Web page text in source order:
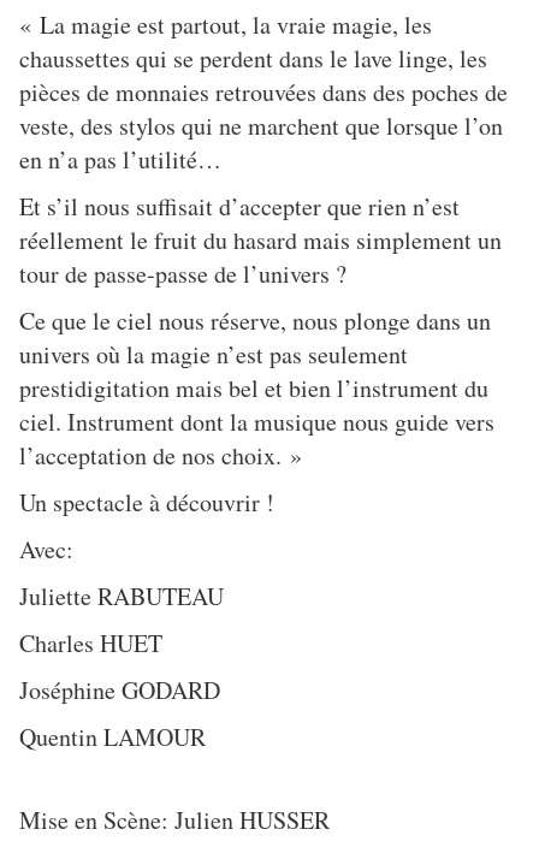
« La magie est partout, la vraie magie, les
chaussettes qui se perdent dans le lave linge, les
pièces de monnaies retrouvées dans des poches de
veste, des stylos qui ne marchent que lorsque l’on
en n’a pas l’utilité…
Et s’il nous suffisait d’accepter que rien n’est
réellement le fruit du hasard mais simplement un
tour de passe-passe de l’univers ?
Ce que le ciel nous réserve, nous plonge dans un
univers où la magie n’est pas seulement
prestidigitation mais bel et bien l’instrument du
ciel. Instrument dont la musique nous guide vers
l’acceptation de nos choix. »
Un spectacle à découvrir !
Avec:
Juliette RABUTEAU
Charles HUET
Joséphine GODARD
Quentin LAMOUR
Mise en Scène: Julien HUSSER